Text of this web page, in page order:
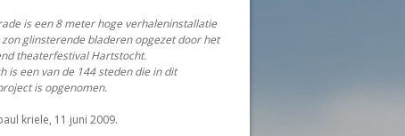
is een 8 meter hoge verhaleninstallatie
glinsterende bladeren opgezet door het
theaterfestival Hartstocht.
is een van de 144 steden die in dit
is opgenomen.
kriele, 11 juni 2009.